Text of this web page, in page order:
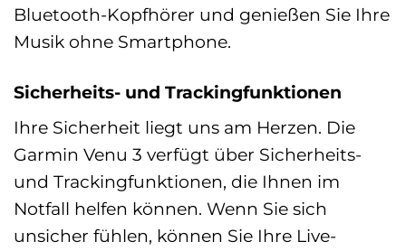
Bluetooth-Kopfhörer und genießen Sie Ihre
Musik ohne Smartphone.
Sicherheits- und Trackingfunktionen
Ihre Sicherheit liegt uns am Herzen. Die
Garmin Venu 3 verfügt über Sicherheits-
und Trackingfunktionen, die Ihnen im
Notfall helfen können. Wenn Sie sich
unsicher fühlen, können Sie Ihre Live-